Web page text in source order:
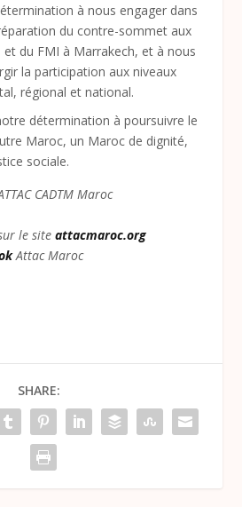
à nous engager dans
du contre-sommet aux
du FMI à Marrakech, et à nous
la participation aux niveaux
régional et national.
détermination à poursuivre le
Maroc, un Maroc de dignité,
sociale.
CADTM Maroc
le siteattacmaroc.org
Attac Maroc
SHARE: